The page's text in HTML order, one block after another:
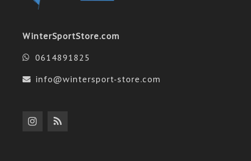
WinterSportStore.com
0614891825
info@wintersport-store.com